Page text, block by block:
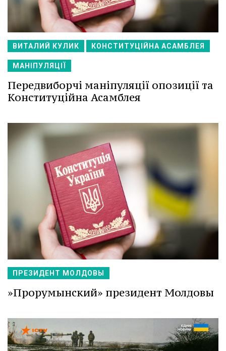
ВИТАЛИЙ КУЛИК КОНСТИТУЦІЙНА АСАМБЛЕЯ
МАНІПУЛЯЦІЇ
Передвиборчі маніпуляції опозиції та
Конституційна Асамблея
ПРЕЗИДЕНТ МОЛДОВЫ
»Прорумынский» президент Молдовы